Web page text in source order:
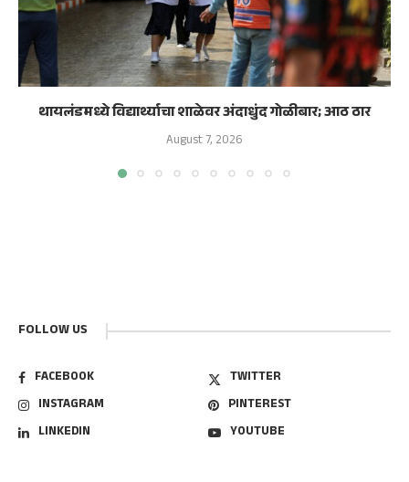
थायलंडमध्ये विद्यार्थ्याचा शाळेवर अंदाधुंद गोळीबार; आठ ठार
August 7, 2026
FOLLOW US
FACEBOOK
TWITTER
INSTAGRAM
PINTEREST
LINKEDIN
YOUTUBE